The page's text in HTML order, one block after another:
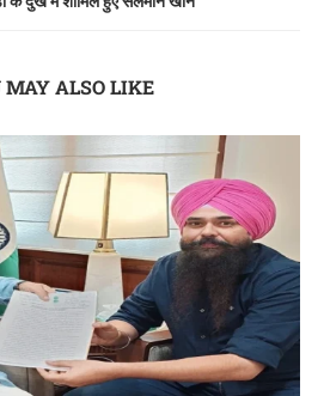
MAY ALSO LIKE